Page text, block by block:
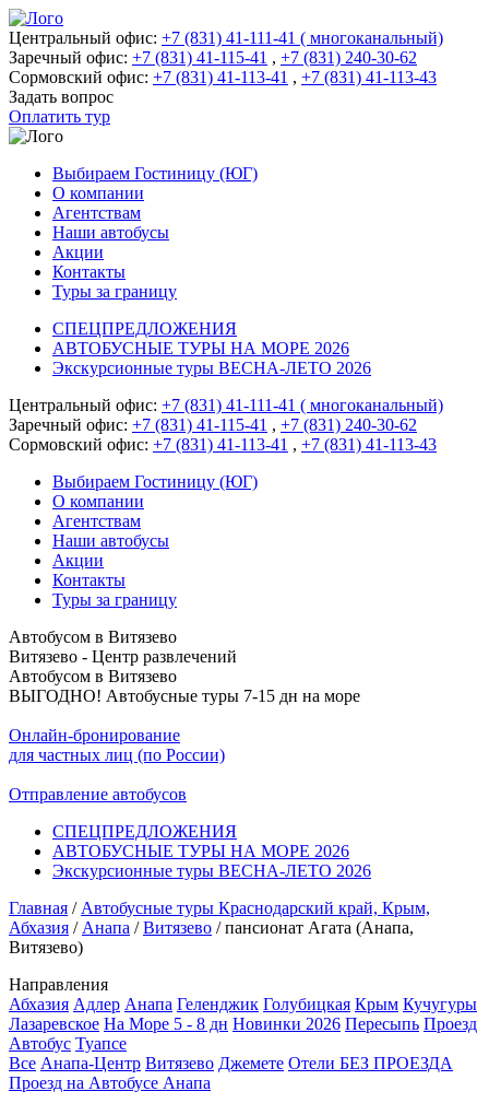
Центральный офис: +7 (831) 41-111-41 ( многоканальный)
Заречный офис: +7 (831) 41-115-41 , +7 (831) 240-30-62
Сормовский офис: +7 (831) 41-113-41 , +7 (831) 41-113-43
Задать вопрос
Оплатить тур
Выбираем Гостиницу (ЮГ)
О компании
Агентствам
Наши автобусы
Акции
Контакты
Туры за границу
СПЕЦПРЕДЛОЖЕНИЯ
АВТОБУСНЫЕ ТУРЫ НА МОРЕ 2026
Экскурсионные туры ВЕСНА-ЛЕТО 2026
Центральный офис: +7 (831) 41-111-41 ( многоканальный)
Заречный офис: +7 (831) 41-115-41 , +7 (831) 240-30-62
Сормовский офис: +7 (831) 41-113-41 , +7 (831) 41-113-43
Выбираем Гостиницу (ЮГ)
О компании
Агентствам
Наши автобусы
Акции
Контакты
Туры за границу
Автобусом в Витязево
Витязево - Центр развлечений
Автобусом в Витязево
ВЫГОДНО! Автобусные туры 7-15 дн на море
Онлайн-бронирование
для частных лиц (по России)
Отправление автобусов
СПЕЦПРЕДЛОЖЕНИЯ
АВТОБУСНЫЕ ТУРЫ НА МОРЕ 2026
Экскурсионные туры ВЕСНА-ЛЕТО 2026
Главная / Автобусные туры Краснодарский край, Крым,
Абхазия / Анапа /Витязево /пансионат Агата (Анапа,
Витязево)
Направления
Абхазия Адлер Анапа Геленджик Голубицкая Крым Кучугуры
Лазаревское На Море 5 - 8 дн Новинки 2026 Пересыпь Проезд
Автобус Туапсе
Все Анапа-Центр Витязево Джемете Отели БЕЗ ПРОЕЗДА
Проезд на Автобусе Анапа